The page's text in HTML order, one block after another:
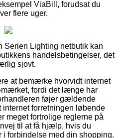
ViaBill, forudsat du
flere uger.
Serien Lighting netbutik kan
handelsbetingelser, det
sjovt.
at bemærke hvorvidt internet
mærket, fordi det længe har
føjer gældende
forretningen løbende
meget fortrolige reglerne på
til at få hjælp, hvis du
forbindelse med din shopping.